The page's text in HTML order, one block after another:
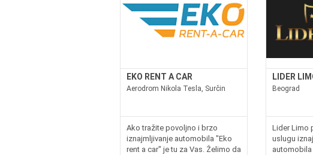
EKO RENT A CAR
Aerodrom Nikola Tesla, Surčin
Ako tražite povoljno i brzo
iznajmljivanje automobila "Eko
rent a car" je tu za Vas. Želimo da
LIDER
Beograd
Lider Limo
uslugu